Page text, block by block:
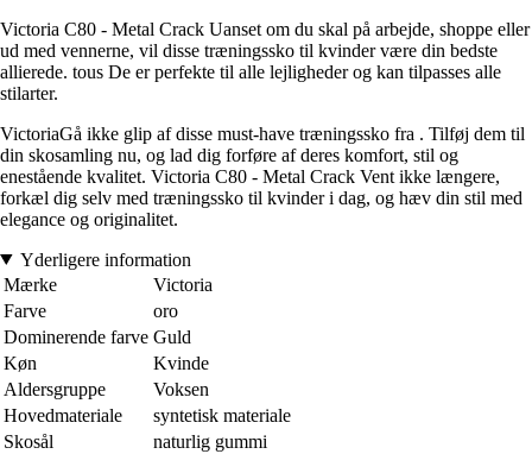
Victoria C80 - Metal Crack Uanset om du skal på arbejde, shoppe eller
ud med vennerne, vil disse træningssko til kvinder være din bedste
allierede. tous De er perfekte til alle lejligheder og kan tilpasses alle
stilarter.
VictoriaGå ikke glip af disse must-have træningssko fra . Tilføj dem til
din skosamling nu, og lad dig forføre af deres komfort, stil og
enestående kvalitet. Victoria C80 - Metal Crack Vent ikke længere,
forkæl dig selv med træningssko til kvinder i dag, og hæv din stil med
elegance og originalitet.
Yderligere information
Mærke
Victoria
Farve
oro
Dominerende farve Guld
Køn
Kvinde
Aldersgruppe
Voksen
Hovedmateriale
syntetisk materiale
Skosål
naturlig gummi